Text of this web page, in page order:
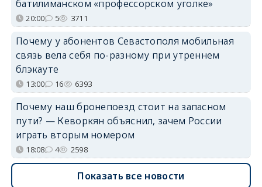
батилиманском «профессорском уголке»
20:00 5 3711
Почему у абонентов Севастополя мобильная
связь вела себя по-разному при утреннем
блэкауте
13:00 16 6393
Почему наш бронепоезд стоит на запасном
пути? — Кеворкян объяснил, зачем России
играть вторым номером
18:08 4 2598
Показать все новости